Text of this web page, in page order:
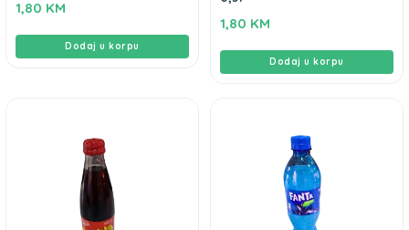
1,80 KM
Dodaj u korpu
1,80 KM
Dodaj u korpu